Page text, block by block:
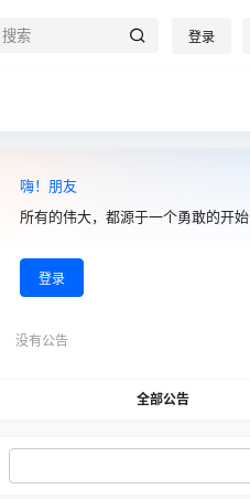
登录
嗨！朋友
所有的伟大，都源于一个勇敢的开始
登录
没有公告
全部公告